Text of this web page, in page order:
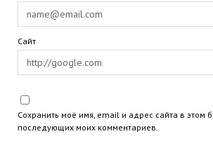
Сайт
Сохранить моё имя, email и адрес сайта в этом
последующих моих комментариев.